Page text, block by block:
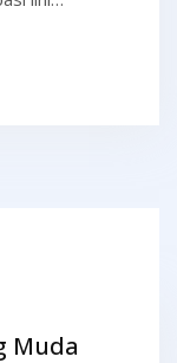
Muda